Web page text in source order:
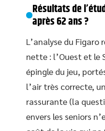
Résultats de
après 62 ans ?
L’analyse du Figaro
nette : l’Ouest et le
épingle du jeu,
l’air très correcte,
rassurante (la
envers les seniors